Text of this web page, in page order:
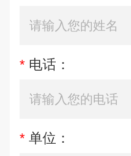
* 电话：
* 单位：